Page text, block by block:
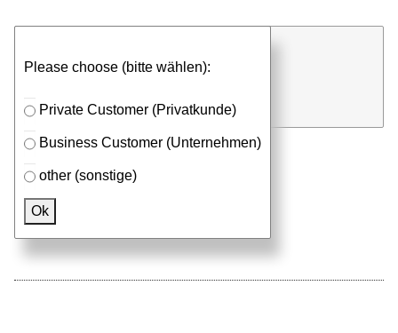
Please choose (bitte wählen):
Private Customer (Privatkunde)
Business Customer (Unternehmen)
other (sonstige)
Ok
⮮
Satz in Anfrageliste
Passendes Zubehör
Aluprofile